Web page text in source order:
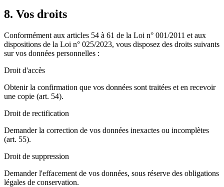
8. Vos droits
Conformément aux articles 54 à 61 de la Loi n° 001/2011 et aux
dispositions de la Loi n° 025/2023, vous disposez des droits suivants
sur vos données personnelles :
Droit d'accès
Obtenir la confirmation que vos données sont traitées et en recevoir
une copie (art. 54).
Droit de rectification
Demander la correction de vos données inexactes ou incomplètes
(art. 55).
Droit de suppression
Demander l'effacement de vos données, sous réserve des obligations
légales de conservation.